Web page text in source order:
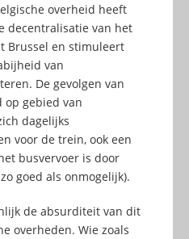
overheid heeft
decentralisatie van het
Brussel en stimuleert
van
De gevolgen van
gebied van
dagelijks
voor de trein, ook een
busvervoer is door
goed als onmogelijk).
de absurditeit van dit
overheden. Wie zoals